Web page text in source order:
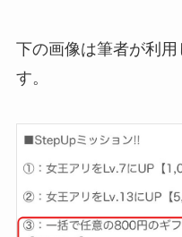
下の画像は筆者が利
す。